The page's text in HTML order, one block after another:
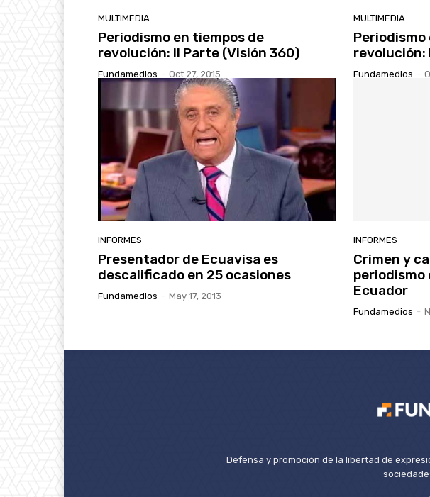
MULTIMEDIA
Periodismo en tiempos de
revolución: II Parte (Visión 360)
Fundamedios - Oct 27, 2015
MULTIMEDIA
Periodismo
revolución:
Fundamedios -
INFORMES
Presentador de Ecuavisa es
descalificado en 25 ocasiones
Fundamedios - May 17, 2013
INFORMES
Crimen y
periodismo
Ecuador
Fundamedios -
Defensa y promoción de la libertad de